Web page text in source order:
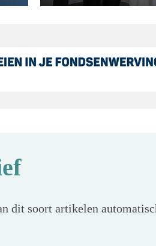
dit soort artikelen